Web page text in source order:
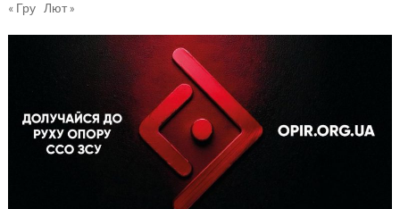
« Гру Лют »